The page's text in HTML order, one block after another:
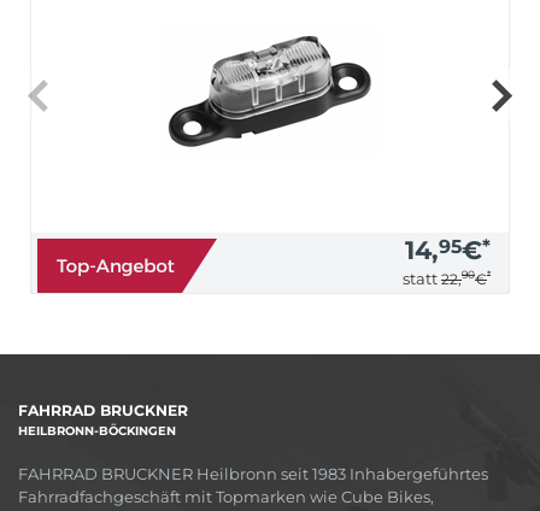
14,95€*
statt 22,90€*
FAHRRAD BRUCKNER
HEILBRONN-BÖCKINGEN
FAHRRAD BRUCKNER Heilbronn seit 1983 Inhabergeführtes
Fahrradfachgeschäft mit Topmarken wie Cube Bikes,